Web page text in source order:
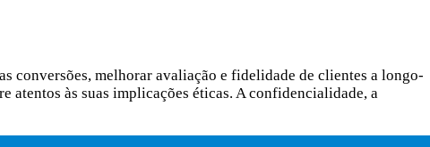
conversões, melhorar avaliação e fidelidade de clientes a longo-
atentos às suas implicações éticas. A confidencialidade, a